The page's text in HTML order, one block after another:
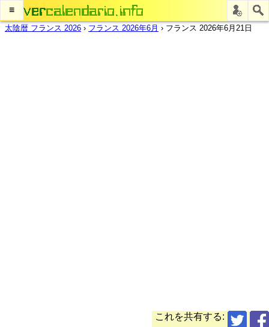
≡
太陰暦 フランス 2026 › フランス 2026年6月 › フランス 2026年6月21日
これを共有する: